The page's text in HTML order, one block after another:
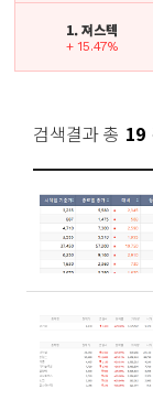
1. 져스텍
+ 15.47%
검색결과 총 19